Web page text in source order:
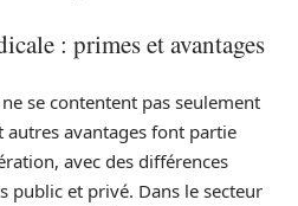
: primes et avantages
se contentent pas seulement
autres avantages font partie
avec des différences
public et privé. Dans le secteur